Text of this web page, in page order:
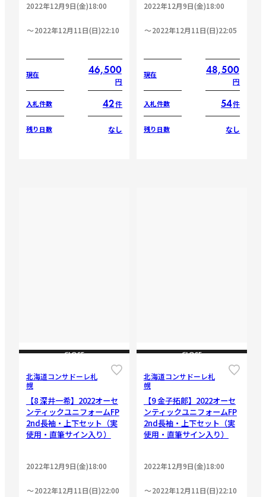
2022年12月9日(金)18:00
2022年12月11日(日)22:10
現在 46,500
円
入札件数 42件
残り日数 なし
2022年12月9日(金)18:00
2022年12月11日(日)22:05
現在 48,500
円
入札件数 54件
残り日数 なし
CLOSE
北海道コンサドーレ札
幌
【8 深井一希】2022オーセ
ンティックユニフォームFP
2nd長袖・上下セット（実
使用・直筆サイン入り）
2022年12月9日(金)18:00
2022年12月11日(日)22:00
CLOSE
北海道コンサドーレ札
幌
【9 金子拓郎】2022オーセ
ンティックユニフォームFP
2nd長袖・上下セット（実
使用・直筆サイン入り）
2022年12月9日(金)18:00
2022年12月11日(日)22:10